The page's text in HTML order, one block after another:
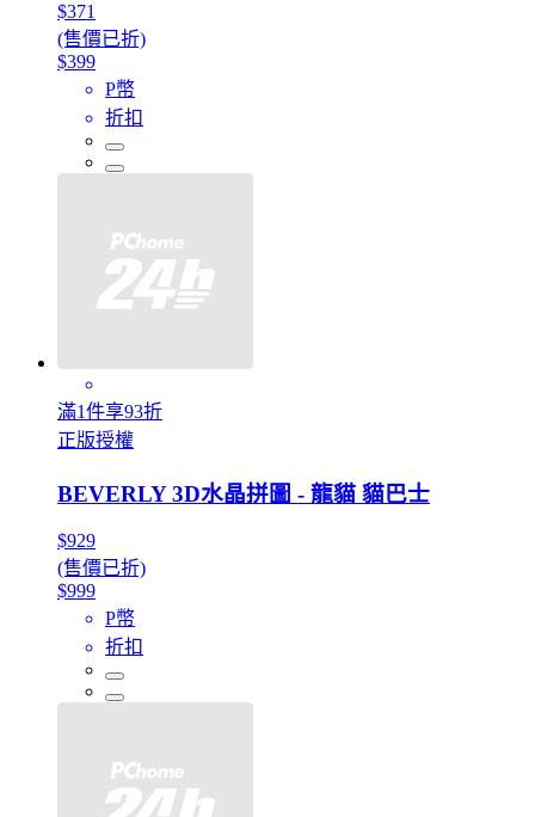
$371
(售價已折)
$399
P幣
折扣
滿1件享93折
正版授權
BEVERLY 3D水晶拼圖 - 龍貓 貓巴士
$929
(售價已折)
$999
P幣
折扣